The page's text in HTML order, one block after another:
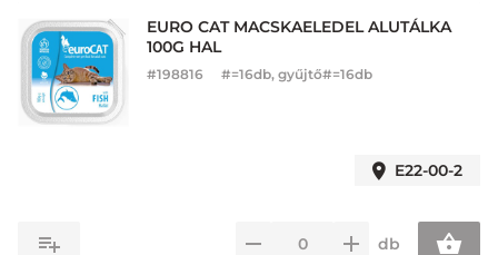
EURO CAT MACSKAELEDEL ALUTÁLKA
100G HAL
#198816 #=16db, gyűjtő#=16db
E22-00-2
db